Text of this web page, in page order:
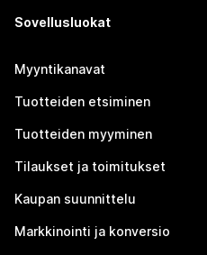
Sovellusluokat
Myyntikanavat
Tuotteiden etsiminen
Tuotteiden myyminen
Tilaukset ja toimitukset
Kaupan suunnittelu
Markkinointi ja konversio